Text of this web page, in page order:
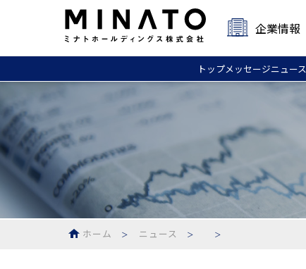
企業情報
トップメッセージニュース
ホーム ＞ ニュース ＞ ＞